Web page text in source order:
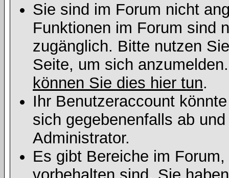
Sie sind im Forum nicht
Funktionen im Forum sind
zugänglich. Bitte nutzen
Seite, um sich
können Sie dies hier tun.
Ihr Benutzeraccount
sich gegebenenfalls ab
Administrator.
Es gibt Bereiche im